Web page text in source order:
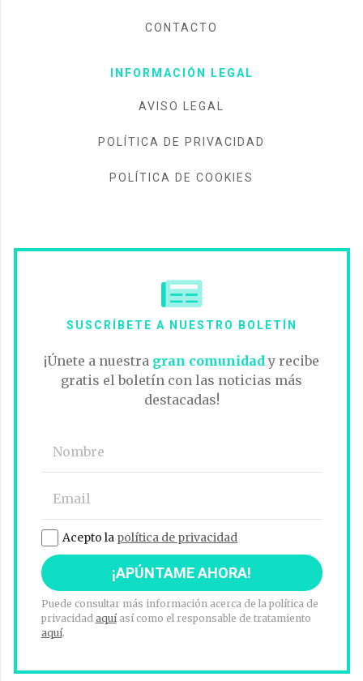
CONTACTO
INFORMACIÓN LEGAL
AVISO LEGAL
POLÍTICA DE PRIVACIDAD
POLÍTICA DE COOKIES
SUSCRÍBETE A NUESTRO BOLETÍN
¡Únete a nuestra gran comunidad y recibe
gratis el boletín con las noticias más
destacadas!
Acepto la política de privacidad
Puede consultar más información acerca de la política de
privacidad aquíasí como el responsable de tratamiento
aquí.